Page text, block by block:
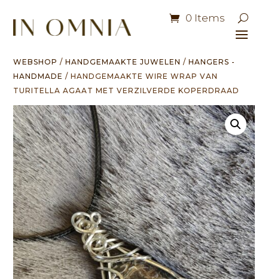
0 Items
WEBSHOP /HANDGEMAAKTE JUWELEN /HANGERS -
HANDMADE / HANDGEMAAKTE WIRE WRAP VAN
TURITELLA AGAAT MET VERZILVERDE KOPERDRAAD